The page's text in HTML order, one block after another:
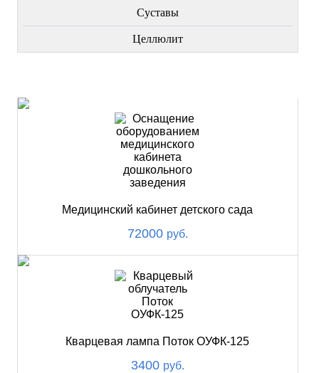
Суставы
Целлюлит
Медицинский кабинет детского сада
72000 руб.
Кварцевая лампа Поток ОУФК-125
3400 руб.